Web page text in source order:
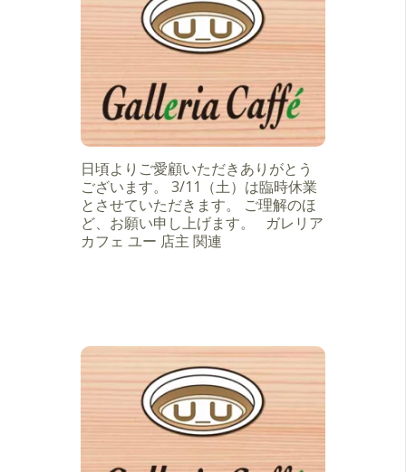
日頃よりご愛顧いただきありがとう
ございます。 3/11（土）は臨時休業
とさせていただきます。 ご理解のほ
ど、お願い申し上げます。 ガレリア
カフェ ユー 店主 関連